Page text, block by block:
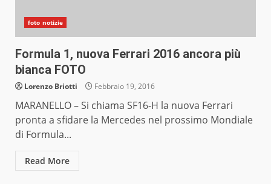
foto notizie
Formula 1, nuova Ferrari 2016 ancora più
bianca FOTO
Lorenzo Briotti Febbraio 19, 2016
MARANELLO – Si chiama SF16-H la nuova Ferrari
pronta a sfidare la Mercedes nel prossimo Mondiale
di Formula...
Read More